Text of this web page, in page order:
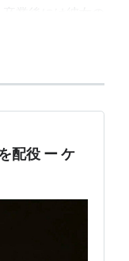
業後には彼女の
配役 ー ケ